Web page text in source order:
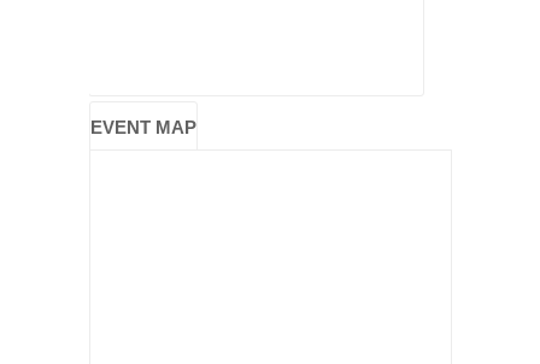
EVENT MAP